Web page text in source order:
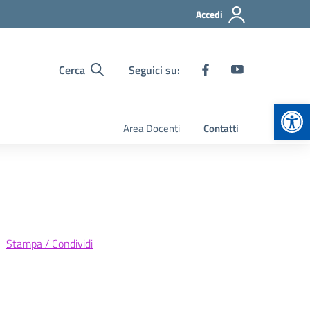
Accedi
Cerca Seguici su:
Area Docenti Contatti
Stampa / Condividi